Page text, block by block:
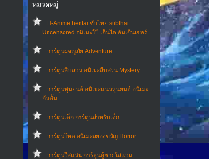
หมวดหมู่
H-Anime hentai ซับไทย subthai
Uncensored อนิเมะโป๊ เฮ็นไต อันเซ็นเซอร์
การ์ตูนผจญภัย Adventure
การ์ตูนสืบสวน อนิเมะสืบสวน Mystery
การ์ตูนหุ่นยนต์ อนิเมะแนวหุ่นยนต์ อนิเมะ
กันดั้ม
การ์ตูนเด็ก การ์ตูนสำหรับเด็ก
การ์ตูนโหด อนิเมะสยองขวัญ Horror
การ์ตูนใส่แว่น การ์ตูนผู้ชายใส่แว่น